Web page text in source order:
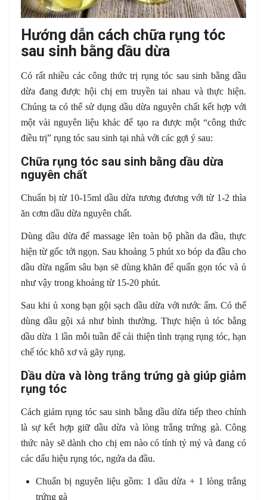
Hướng dẫn cách chữa rụng tóc
sau sinh bằng dầu dừa
Có rất nhiều các công thức trị rụng tóc sau sinh bằng dầu
dừa đang được hội chị em truyền tai nhau và thực hiện.
Chúng ta có thể sử dụng dầu dừa nguyên chất kết hợp với
một vài nguyên liệu khác để tạo ra được một “công thức
điều trị” rụng tóc sau sinh tại nhà với các gợi ý sau:
Chữa rụng tóc sau sinh bằng dầu dừa
nguyên chất
Chuẩn bị từ 10-15ml dầu dừa tương đương với từ 1-2 thìa
ăn cơm dầu dừa nguyên chất.
Dùng dầu dừa để massage lên toàn bộ phần da đầu, thực
hiện từ gốc tới ngọn. Sau khoảng 5 phút xo bóp da đầu cho
dầu dừa ngấm sâu bạn sẽ dùng khăn để quấn gọn tóc và ủ
như vậy trong khoảng từ 15-20 phút.
Sau khi ủ xong bạn gội sạch dầu dừa với nước ấm. Có thể
dùng dầu gội xả như bình thường. Thực hiện ủ tóc bằng
dầu dừa 1 lần mỗi tuần để cải thiện tình trạng rụng tóc, hạn
chế tóc khô xơ và gãy rụng.
Dầu dừa và lòng trắng trứng gà giúp giảm
rụng tóc
Cách giảm rụng tóc sau sinh bằng dầu dừa tiếp theo chính
là sự kết hợp giữ dầu dừa và lòng trắng trứng gà. Công
thức này sẽ dành cho chị em nào có tính tỷ mỷ và đang có
các dấu hiệu rụng tóc, ngứa da đầu.
Chuẩn bị nguyên liệu gồm: 1 dầu dừa + 1 lòng trắng
trứng gà